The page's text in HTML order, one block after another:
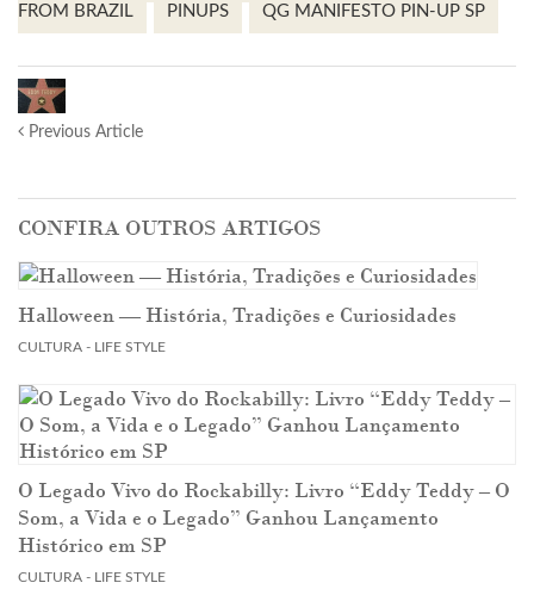
FROM BRAZIL
PINUPS QG MANIFESTO PIN-UP SP
Previous Article
CONFIRA OUTROS ARTIGOS
Halloween — História, Tradições e Curiosidades
CULTURA - LIFE STYLE
O Legado Vivo do Rockabilly: Livro “Eddy Teddy – O
Som, a Vida e o Legado” Ganhou Lançamento
Histórico em SP
CULTURA - LIFE STYLE